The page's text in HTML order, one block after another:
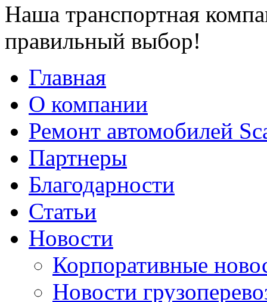
Наша транспортная
правильный выбор!
Главная
О компании
Ремонт автомобилей
Партнеры
Благодарности
Статьи
Новости
Корпоративные
Новости